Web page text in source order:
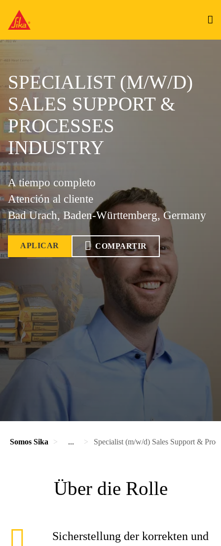
SPECIALIST (M/W/D)
SALES SUPPORT &
PROCESSES
INDUSTRY
A tiempo completo
Atención al cliente
Bad Urach, Baden-Württemberg, Germany
APLICAR COMPARTIR
Somos Sika ... Specialist (m/w/d) Sales Support &
Über die Rolle
Sicherstellung der korrekten und